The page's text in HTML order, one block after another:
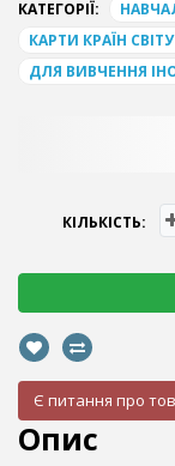
КАТЕГОРІЇ:
КАРТИ КРАЇН СВІТУ
ДЛЯ ВИВЧЕННЯ
КІЛЬКІСТЬ:
Є питання про
Опис